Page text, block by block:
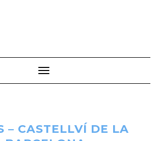
Cambiar modo de navegación
– CASTELLVÍ DE LA